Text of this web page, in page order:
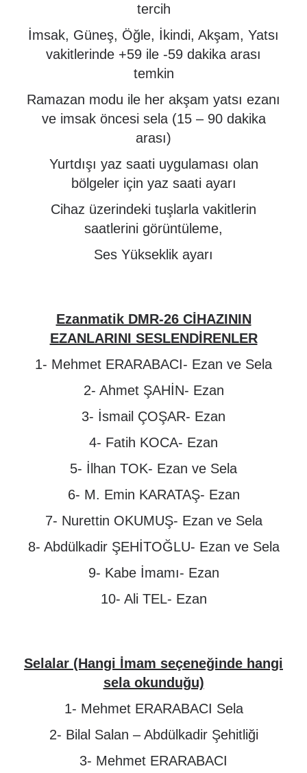
tercih
İmsak, Güneş, Öğle, İkindi, Akşam, Yatsı
vakitlerinde +59 ile -59 dakika arası
temkin
Ramazan modu ile her akşam yatsı ezanı
ve imsak öncesi sela (15 – 90 dakika
arası)
Yurtdışı yaz saati uygulaması olan
bölgeler için yaz saati ayarı
Cihaz üzerindeki tuşlarla vakitlerin
saatlerini görüntüleme,
Ses Yükseklik ayarı
Ezanmatik DMR-26 CİHAZININ
EZANLARINI SESLENDİRENLER
1- Mehmet ERARABACI- Ezan ve Sela
2- Ahmet ŞAHİN- Ezan
3- İsmail ÇOŞAR- Ezan
4- Fatih KOCA- Ezan
5- İlhan TOK- Ezan ve Sela
6- M. Emin KARATAŞ- Ezan
7- Nurettin OKUMUŞ- Ezan ve Sela
8- Abdülkadir ŞEHİTOĞLU- Ezan ve Sela
9- Kabe İmamı- Ezan
10- Ali TEL- Ezan
Selalar (Hangi İmam seçeneğinde hangi
sela okunduğu)
1- Mehmet ERARABACI Sela
2- Bilal Salan – Abdülkadir Şehitliği
3- Mehmet ERARABACI